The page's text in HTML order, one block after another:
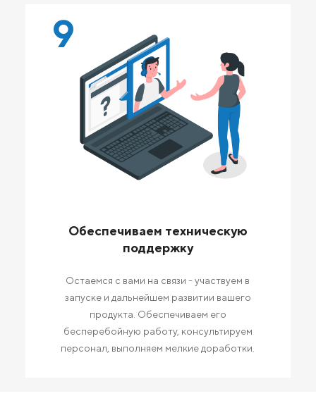
9
Обеспечиваем техническую
поддержку
Остаемся с вами на связи - участвуем в
запуске и дальнейшем развитии вашего
продукта. Обеспечиваем его
бесперебойную работу, консультируем
персонал, выполняем мелкие доработки.